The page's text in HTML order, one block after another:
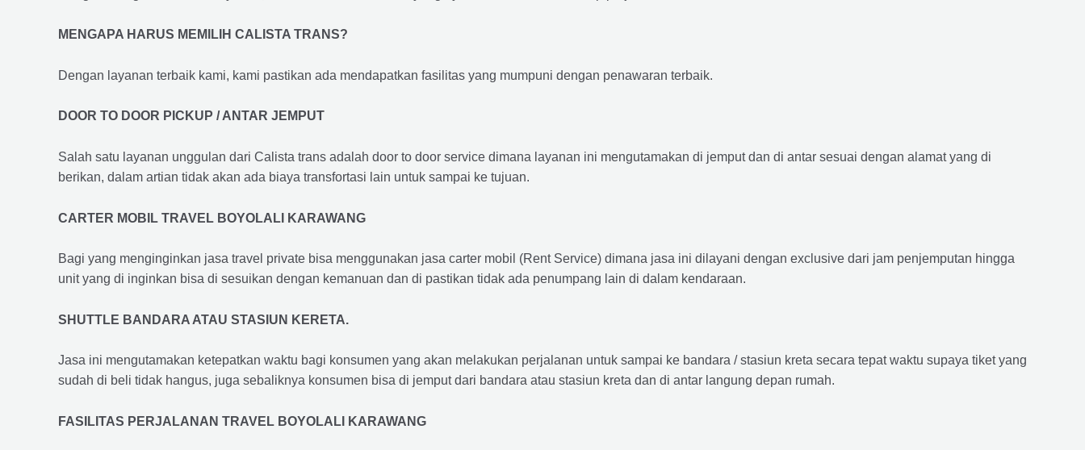
MENGAPA HARUS MEMILIH CALISTA TRANS?
Dengan layanan terbaik kami, kami pastikan ada mendapatkan fasilitas yang mumpuni dengan penawaran terbaik.
DOOR TO DOOR PICKUP / ANTAR JEMPUT
Salah satu layanan unggulan dari Calista trans adalah door to door service dimana layanan ini mengutamakan di jemput dan di antar sesuai dengan alamat yang di
berikan, dalam artian tidak akan ada biaya transfortasi lain untuk sampai ke tujuan.
CARTER MOBIL TRAVEL BOYOLALI KARAWANG
Bagi yang menginginkan jasa travel private bisa menggunakan jasa carter mobil (Rent Service) dimana jasa ini dilayani dengan exclusive dari jam penjemputan hingga
unit yang di inginkan bisa di sesuikan dengan kemanuan dan di pastikan tidak ada penumpang lain di dalam kendaraan.
SHUTTLE BANDARA ATAU STASIUN KERETA.
Jasa ini mengutamakan ketepatkan waktu bagi konsumen yang akan melakukan perjalanan untuk sampai ke bandara / stasiun kreta secara tepat waktu supaya tiket yang
sudah di beli tidak hangus, juga sebaliknya konsumen bisa di jemput dari bandara atau stasiun kreta dan di antar langung depan rumah.
FASILITAS PERJALANAN TRAVEL BOYOLALI KARAWANG